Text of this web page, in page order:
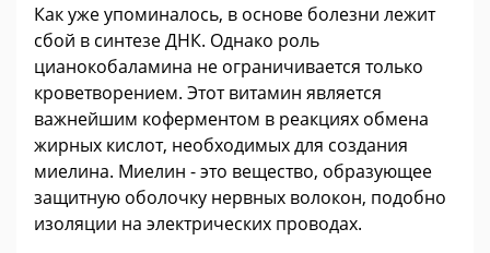
Как уже упоминалось, в основе болезни лежит
сбой в синтезе ДНК. Однако роль
цианокобаламина не ограничивается только
кроветворением. Этот витамин является
важнейшим коферментом в реакциях обмена
жирных кислот, необходимых для создания
миелина. Миелин - это вещество, образующее
защитную оболочку нервных волокон, подобно
изоляции на электрических проводах.